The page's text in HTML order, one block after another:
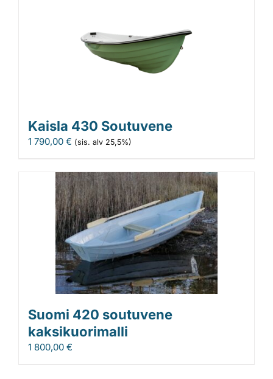
Kaisla 430 Soutuvene
1 790,00 € (sis. alv 25,5%)
Suomi 420 soutuvene
kaksikuorimalli
1 800,00 €